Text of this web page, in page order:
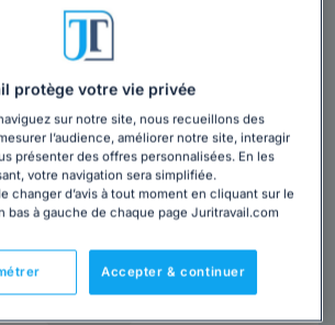
Géraldine KARL
au barreau de Paris
Paris Paris 11ème, 75011
Contacter cet avocat
protège votre vie privée
sur notre site, nous recueillons des
l’audience, améliorer notre site, interagir
présenter des offres personnalisées. En les
votre navigation sera simplifiée.
changer d’avis à tout moment en cliquant sur le
bas à gauche de chaque page Juritravail.com
Accepter & continuer